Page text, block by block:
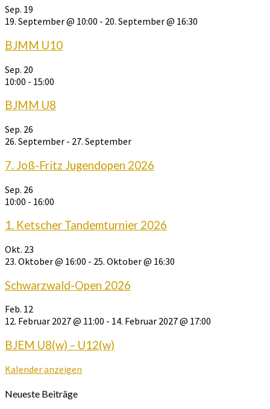
Sep. 19
19. September @ 10:00 - 20. September @ 16:30
BJMM U10
Sep. 20
10:00 - 15:00
BJMM U8
Sep. 26
26. September - 27. September
7. Joß-Fritz Jugendopen 2026
Sep. 26
10:00 - 16:00
1. Ketscher Tandemturnier 2026
Okt. 23
23. Oktober @ 16:00 - 25. Oktober @ 16:30
Schwarzwald-Open 2026
Feb. 12
12. Februar 2027 @ 11:00 - 14. Februar 2027 @ 17:00
BJEM U8(w) – U12(w)
Kalender anzeigen
Neueste Beiträge